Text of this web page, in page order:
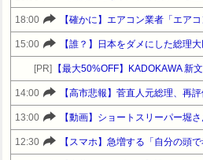
18:00 【確かに】エアコン業者「エア
15:00 【誰？】日本をダメにした総理
[PR] 【最大50%OFF】KADOKAWA
14:00 【高市悲報】菅直人元総理、再
13:00 【動画】ショートスリーパー堀
12:30 【スマホ】急増する「自分の頭